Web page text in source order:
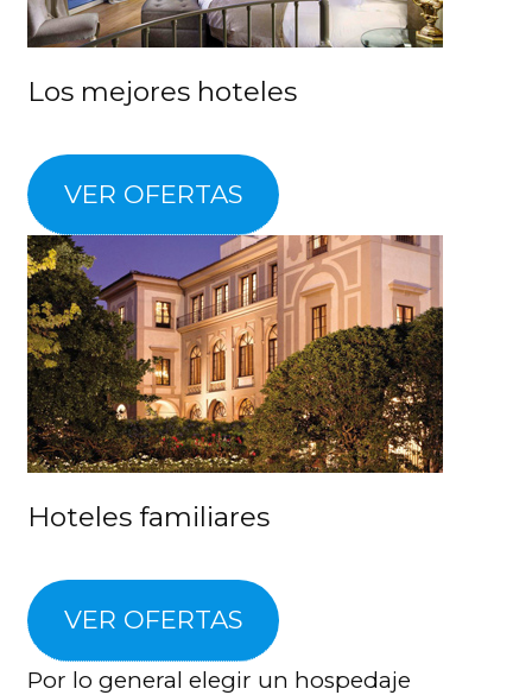
Los mejores hoteles
VER OFERTAS
Hoteles familiares
VER OFERTAS
Por lo general elegir un hospedaje